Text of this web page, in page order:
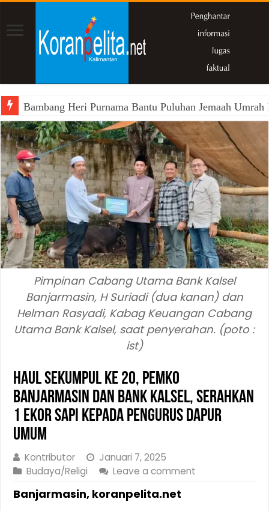
Bambang Heri Purnama Bantu Puluhan Jemaah
Pimpinan Cabang Utama Bank Kalsel
Banjarmasin, H Suriadi (dua kanan) dan
Helman Rasyadi, Kabag Keuangan Cabang
Utama Bank Kalsel, saat penyerahan. (poto :
ist)
Haul Sekumpul ke 20, Pemko
Banjarmasin dan Bank Kalsel, Serahkan
1 Ekor Sapi Kepada Pengurus Dapur
Umum
Kontributor
Januari 7, 2025
Budaya/Religi
Leave a comment
Banjarmasin, koranpelita.net